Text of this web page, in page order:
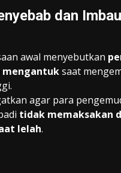
dan
awal menyebutkan
saat
agar para
tidak memaksakan
lelah.